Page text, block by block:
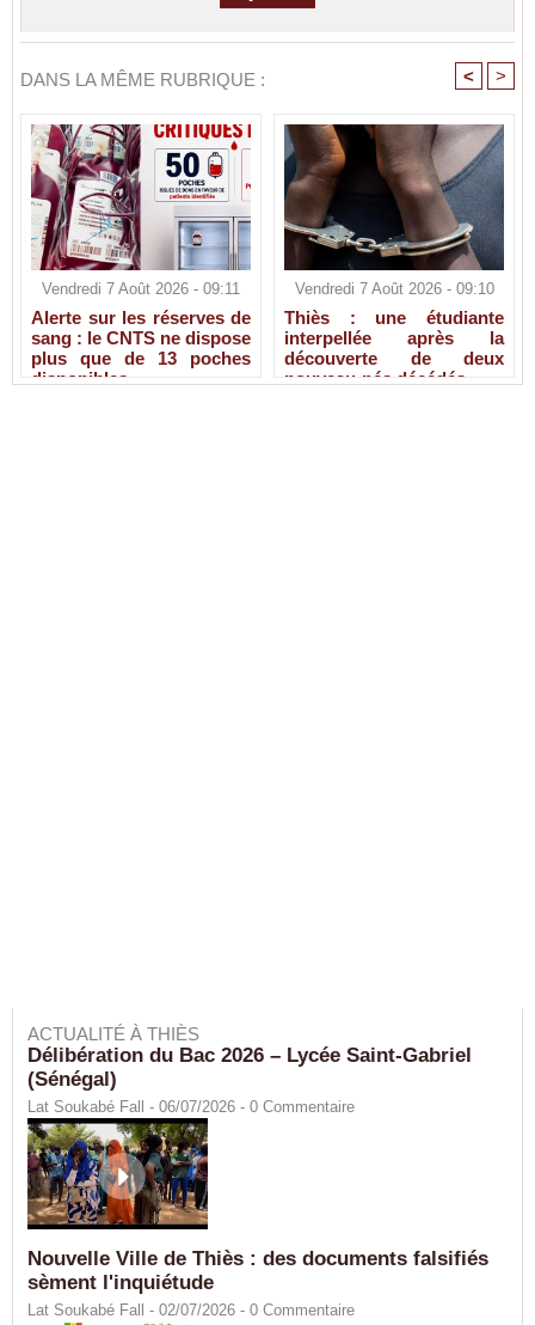
DANS LA MÊME RUBRIQUE : < >
Vendredi 7 Août 2026 - 09:11
Alerte sur les réserves de
sang : le CNTS ne dispose
plus que de 13 poches
disponibles
Vendredi 7 Août 2026 - 09:10
Thiès : une étudiante
interpellée après la
découverte de deux
nouveau-nés décédés
ACTUALITÉ À THIÈS
Délibération du Bac 2026 – Lycée Saint-Gabriel
(Sénégal)
Lat Soukabé Fall - 06/07/2026 - 0 Commentaire
Nouvelle Ville de Thiès : des documents falsifiés
sèment l'inquiétude
Lat Soukabé Fall - 02/07/2026 - 0 Commentaire